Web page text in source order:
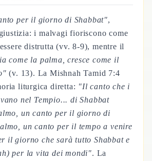
per il giorno di Shabbat",
i malvagi fioriscono come
distrutta (vv. 8-9), mentre il
come la palma, cresce come il
(v. 13). La Mishnah Tamid 7:4
liturgica diretta: "Il canto che i
nel Tempio... di Shabbat
un canto per il giorno di
un canto per il tempo a venire
il giorno che sarà tuttoShabbate
) per la vita dei mondi". La